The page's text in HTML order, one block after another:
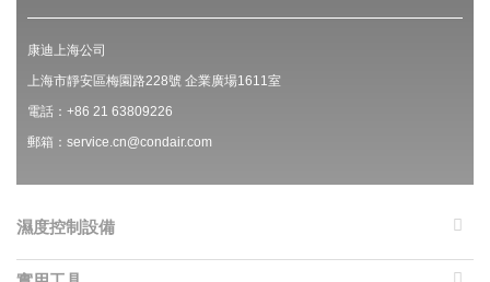
康迪上海公司
上海市靜安區梅園路228號 企業廣場1611室
電話：+86 21 63809226
郵箱：service.cn@condair.com
濕度控制設備